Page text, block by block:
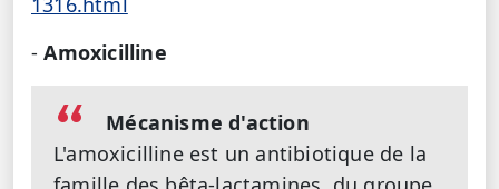
- Amoxicilline
Mécanisme d'action
L'amoxicilline est un antibiotique de la